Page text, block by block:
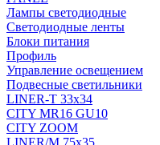
Лампы светодиодные
Светодиодные ленты
Блоки питания
Профиль
Управление освещением
Подвесные светильники
LINER-T 33x34
CITY MR16 GU10
CITY ZOOM
LINER/M 75х35